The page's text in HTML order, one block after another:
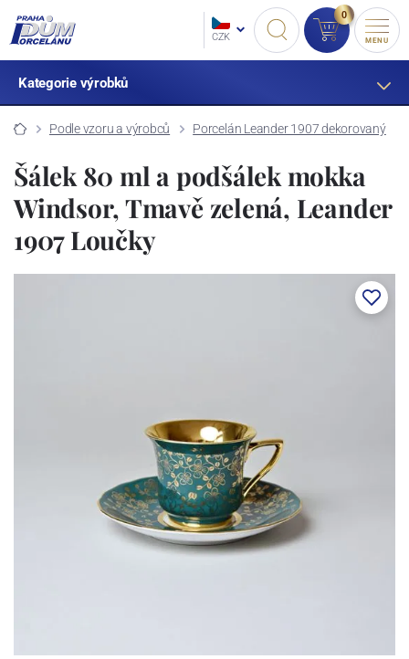
CZK
0
MENU
Kategorie výrobků
Podle vzoru a výrobců Porcelán Leander 1907 dekorovaný
Šálek 80 ml a podšálek mokka
Windsor, Tmavě zelená, Leander
1907 Loučky